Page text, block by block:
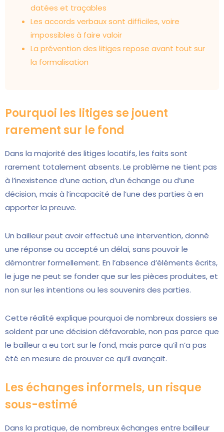
datées et traçables
Les accords verbaux sont difficiles, voire
impossibles à faire valoir
La prévention des litiges repose avant tout sur
la formalisation
Pourquoi les litiges se jouent
rarement sur le fond
Dans la majorité des litiges locatifs, les faits sont
rarement totalement absents. Le problème ne tient pas
à l’inexistence d’une action, d’un échange ou d’une
décision, mais à l’incapacité de l’une des parties à en
apporter la preuve.
Un bailleur peut avoir effectué une intervention, donné
une réponse ou accepté un délai, sans pouvoir le
démontrer formellement. En l’absence d’éléments écrits,
le juge ne peut se fonder que sur les pièces produites, et
non sur les intentions ou les souvenirs des parties.
Cette réalité explique pourquoi de nombreux dossiers se
soldent par une décision défavorable, non pas parce que
le bailleur a eu tort sur le fond, mais parce qu’il n’a pas
été en mesure de prouver ce qu’il avançait.
Les échanges informels, un risque
sous-estimé
Dans la pratique, de nombreux échanges entre bailleur